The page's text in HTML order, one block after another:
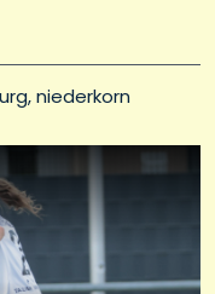
niederkorn